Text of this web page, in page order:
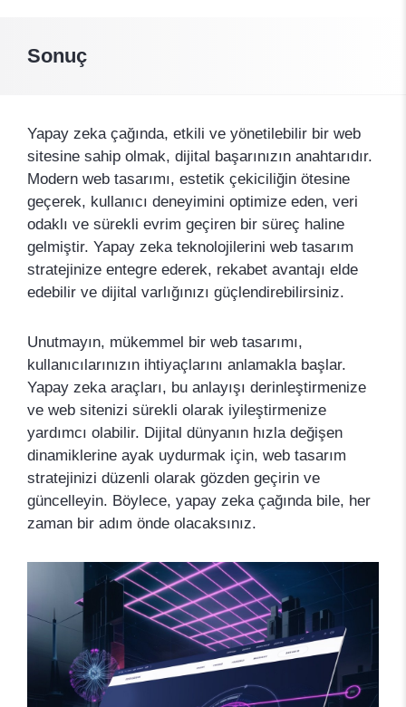
Sonuç
Yapay zeka çağında, etkili ve yönetilebilir bir web
sitesine sahip olmak, dijital başarınızın anahtarıdır.
Modern web tasarımı, estetik çekiciliğin ötesine
geçerek, kullanıcı deneyimini optimize eden, veri
odaklı ve sürekli evrim geçiren bir süreç haline
gelmiştir. Yapay zeka teknolojilerini web tasarım
stratejinize entegre ederek, rekabet avantajı elde
edebilir ve dijital varlığınızı güçlendirebilirsiniz.
Unutmayın, mükemmel bir web tasarımı,
kullanıcılarınızın ihtiyaçlarını anlamakla başlar.
Yapay zeka araçları, bu anlayışı derinleştirmenize
ve web sitenizi sürekli olarak iyileştirmenize
yardımcı olabilir. Dijital dünyanın hızla değişen
dinamiklerine ayak uydurmak için, web tasarım
stratejinizi düzenli olarak gözden geçirin ve
güncelleyin. Böylece, yapay zeka çağında bile, her
zaman bir adım önde olacaksınız.